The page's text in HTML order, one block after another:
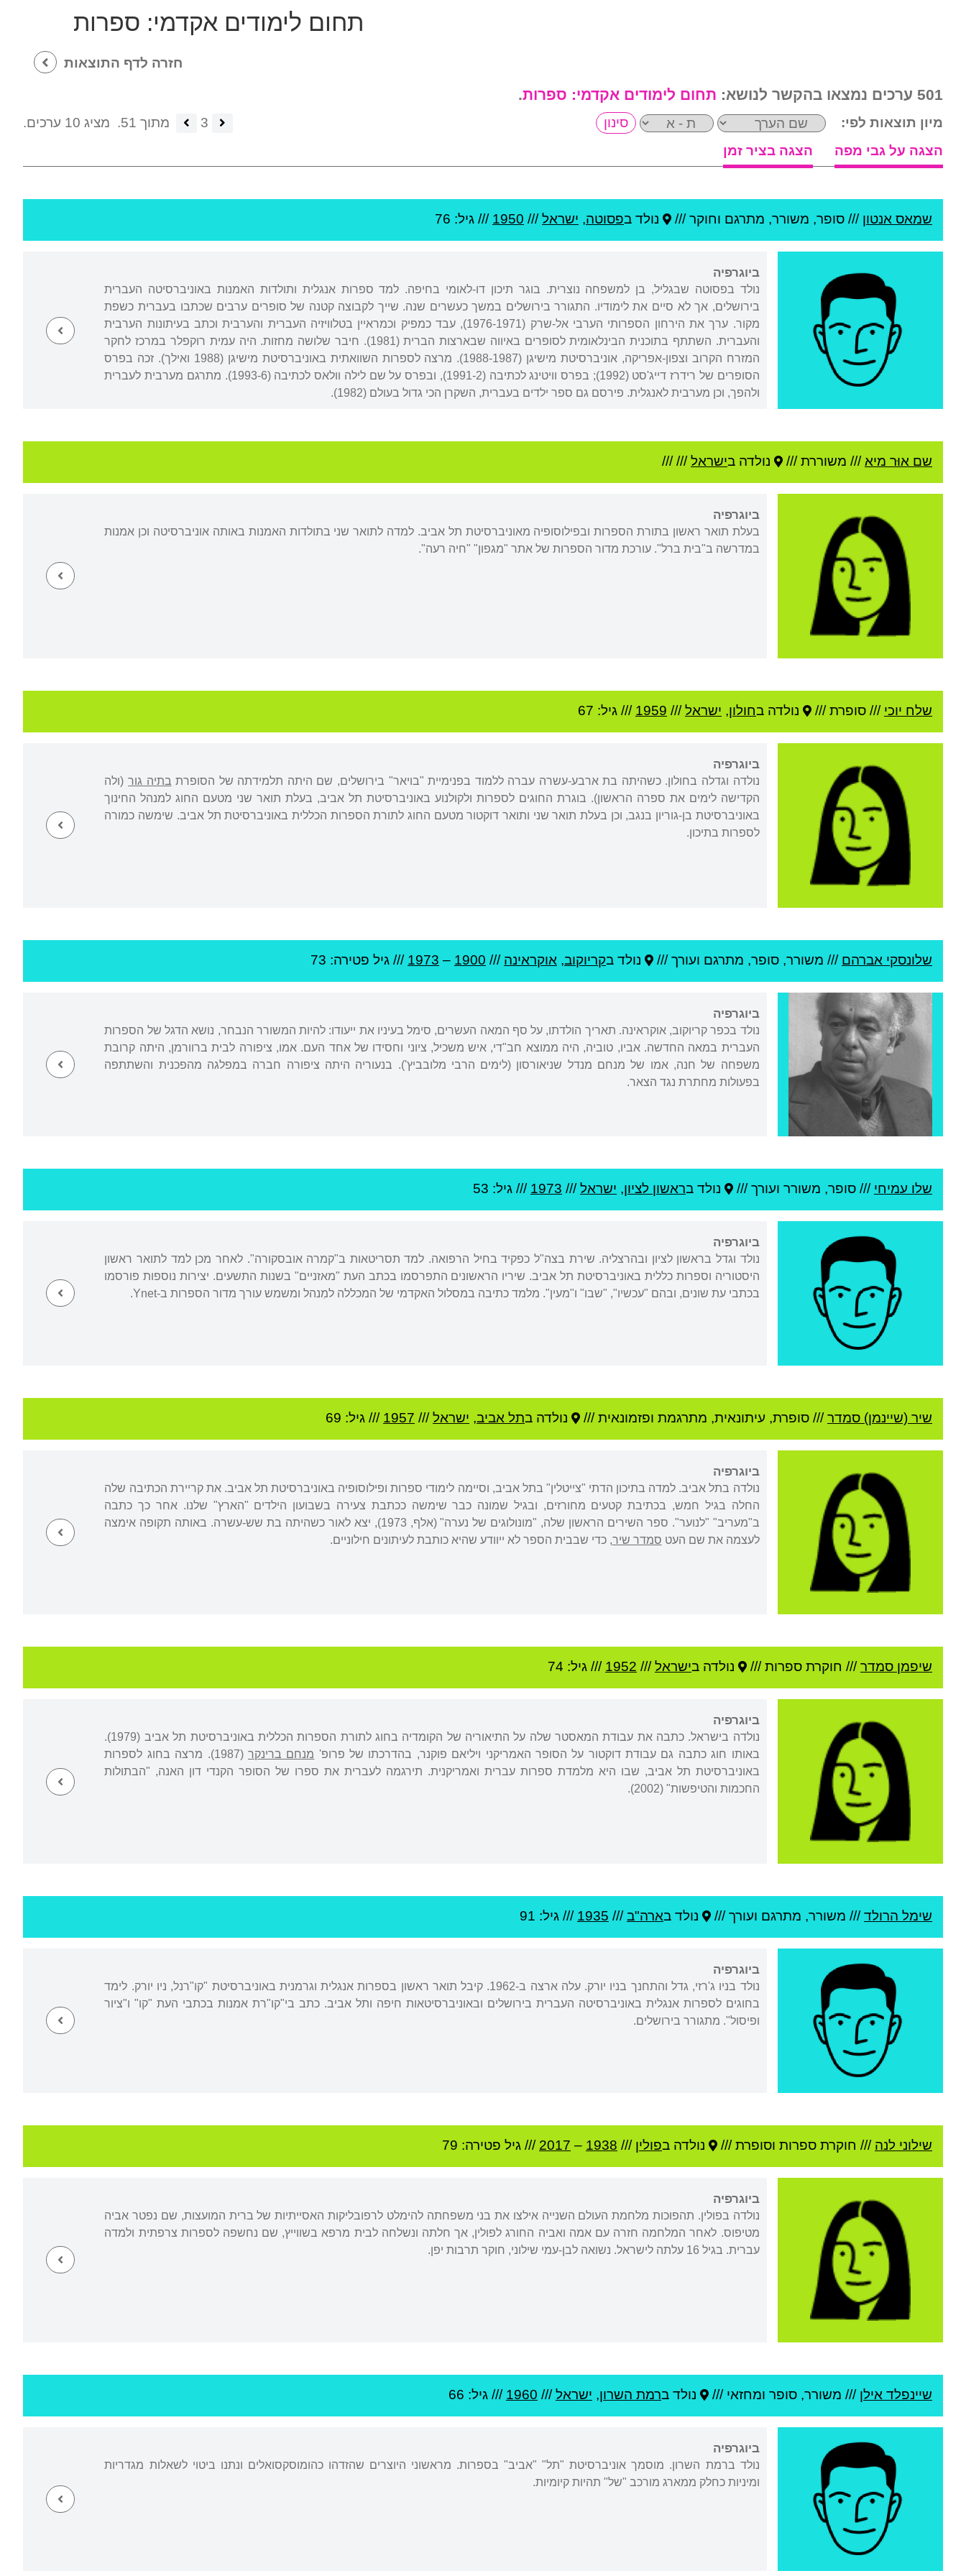
תחום לימודים אקדמי: ספרות
חזרה לדף התוצאות
501 ערכים נמצאו בהקשר לנושא: תחום לימודים אקדמי: ספרות.
מיון תוצאות לפי: 3 מתוך 51.
מציג 10 ערכים.
הצגה על גבי מפה
הצגה בציר זמן
שמאס אנטון /// סופר, משורר, מתרגם וחוקר /// נולד בפסוטה, ישראל///
1950 /// גיל: 76
ביוגרפיה
נולד בפסוטה שבגליל, בן למשפחה נוצרית. בוגר תיכון דו-לאומי בחיפה. למד ספרות אנגלית ותולדות האמנות באוניברסיטה העברית
בירושלים, אך לא סיים את לימודיו. התגורר בירושלים במשך כעשרים שנה. שייך לקבוצה קטנה של סופרים ערבים שכתבו בעברית כשפת
מקור. ערך את הירחון הספרותי הערבי אל-שרק (1976-1971), עבד כמפיק וכמראיין בטלוויזיה העברית והערבית וכתב בעיתונות הערבית
והעברית. השתתף בתוכנית הבינלאומית לסופרים באיווה שבארצות הברית (1981). חיבר שלושה מחזות. היה עמית רוקפלר במרכז לחקר
המזרח הקרוב וצפון-אפריקה, אוניברסיטת מישיגן (1988-1987). מרצה לספרות השוואתית באוניברסיטת מישיגן (1988 ואילך). זכה בפרס
הסופרים של רידרז דייג'סט (1992); בפרס וויטינג לכתיבה (1991-2), ובפרס על שם לילה וולאס לכתיבה (1993-6). מתרגם מערבית לעברית
ולהפך, וכן מערבית לאנגלית. פירסם גם ספר ילדים בעברית, השקרן הכי גדול בעולם (1982).
שם אוּר מיא /// משוררת /// נולדה בישראל///
///
ביוגרפיה
בעלת תואר ראשון בתורת הספרות ובפילוסופיה מאוניברסיטת תל אביב. למדה לתואר שני בתולדות האמנות באותה אוניברסיטה וכן אמנות
במדרשה ב"בית ברל". עורכת מדור הספרות של אתר "מגפון" "חיה רעה".
שלח יוכי /// סופרת /// נולדה בחולון, ישראל///
1959 /// גיל: 67
ביוגרפיה
נולדה וגדלה בחולון. כשהיתה בת ארבע-עשרה עברה ללמוד בפנימיית "בויאר" בירושלים, שם היתה תלמידתה של הסופרת בתיה גור(ולה
הקדישה לימים את ספרה הראשון). בוגרת החוגים לספרות ולקולנוע באוניברסיטת תל אביב, בעלת תואר שני מטעם החוג למנהל החינוך
באוניברסיטת בן-גוריון בנגב, וכן בעלת תואר שני ותואר דוקטור מטעם החוג לתורת הספרות הכללית באוניברסיטת תל אביב. שימשה כמורה
לספרות בתיכון.
שלונסקי אברהם /// משורר, סופר, מתרגם ועורך /// נולד בקריוקוב, אוקראינה ///
1900
–
1973 /// גיל פטירה: 73
ביוגרפיה
נולד בכפר קריוקוב, אוקראינה. תאריך הולדתו, על סף המאה העשרים, סימל בעיניו את ייעודו: להיות המשורר הנבחר, נושא הדגל של הספרות
העברית במאה החדשה. אביו, טוביה, היה ממוצא חב"די, איש משכיל, ציוני וחסידו של אחד העם. אמו, ציפורה לבית ברוורמן, היתה קרובת
משפחה של חנה, אמו של מנחם מנדל שניאורסון (לימים הרבי מלובביץ'). בנעוריה היתה ציפורה חברה במפלגה מהפכנית והשתתפה
בפעולות מחתרת נגד הצאר.
שלו עמיחי /// סופר, משורר ועורך /// נולד בראשון לציון, ישראל///
1973 /// גיל: 53
ביוגרפיה
נולד וגדל בראשון לציון ובהרצליה. שירת בצה"ל כפקיד בחיל הרפואה. למד תסריטאות ב"קמרה אובסקורה". לאחר מכן למד לתואר ראשון
היסטוריה וספרות כללית באוניברסיטת תל אביב. שיריו הראשונים התפרסמו בכתב העת "מאזניים" בשנות התשעים. יצירות נוספות פורסמו
בכתבי עת שונים, ובהם "עכשיו", "שבו" ו"מעין". מלמד כתיבה במסלול האקדמי של המכללה למִנהל ומשמש עורך מדור הספרות ב-Ynet.
שיר (שיינמן) סמדר/// סופרת, עיתונאית, מתרגמת ופזמונאית /// נולדה בתל אביב, ישראל///
1957 /// גיל: 69
ביוגרפיה
נולדה בתל אביב. למדה בתיכון הדתי "צייטלין" בתל אביב, וסיימה לימודי ספרות ופילוסופיה באוניברסיטת תל אביב. את קריירת הכתיבה שלה
החלה בגיל חמש, בכתיבת קטעים מחורזים, ובגיל שמונה כבר שימשה ככתבת צעירה בשבועון הילדים "הארץ" שלנו. אחר כך כתבה
ב"מעריב" "לנוער". ספר השירים הראשון שלה, "מונולוגים של נערה" (אלף, 1973), יצא לאור כשהיתה בת שש-עשרה. באותה תקופה אימצה
לעצמה את שם העט סמדר שיר, כדי שבבית הספר לא ייוודע שהיא כותבת לעיתונים חילוניים.
שיפמן סמדר/// חוקרת ספרות /// נולדה בישראל///
1952 /// גיל: 74
ביוגרפיה
נולדה בישראל. כתבה את עבודת המאסטר שלה על התיאוריה של הקומדיה בחוג לתורת הספרות הכללית באוניברסיטת תל אביב (1979).
באותו חוג כתבה גם עבודת דוקטור על הסופר האמריקני ויליאם פוקנר, בהדרכתו של פרופ' מנחם ברינקר
(1987). מרצה בחוג לספרות
באוניברסיטת תל אביב, שבו היא מלמדת ספרות עברית ואמריקנית. תירגמה לעברית את ספרו של הסופר הקנדי דון האנה, "הבתולות
החכמות והטיפשות" (2002).
שימל הרולד/// משורר, מתרגם ועורך /// נולד בארה"ב///
1935 /// גיל: 91
ביוגרפיה
נולד בניו ג'רזי, גדל והתחנך בניו יורק. עלה ארצה ב-1962. קיבל תואר ראשון בספרות אנגלית וגרמנית באוניברסיטת "קו"רנל, ניו יורק. לימד
בחוגים לספרות אנגלית באוניברסיטה העברית בירושלים ובאוניברסיטאות חיפה ותל אביב. כתב בי"קו"רת אמנות בכתבי העת "קו" ו"ציור
ופיסול". מתגורר בירושלים.
שילוני לנה /// חוקרת ספרות וסופרת /// נולדה בפולין ///
1938
–
2017 /// גיל פטירה: 79
ביוגרפיה
נולדה בפולין. תהפוכות מלחמת העולם השנייה אילצו את בני משפחתה להימלט לרפובליקות האסייתיות של ברית המועצות, שם נפטר אביה
מטיפוס. לאחר המלחמה חזרה עם אמה ואביה החורג לפולין, אך חלתה ונשלחה לבית מרפא בשווייץ, שם נחשפה לספרות צרפתית ולמדה
עברית. בגיל 16 עלתה לישראל. נשואה לבן-עמי שילוני, חוקר תרבות יפן.
שיינפלד אילן /// משורר, סופר ומחזאי /// נולד ברמת השרון, ישראל///
1960 /// גיל: 66
ביוגרפיה
נולד ברמת השרון. מוסמך אוניברסיטת "תל" "אביב" בספרות. מראשוני היוצרים שהזדהו כהומוסקסואלים ונתנו ביטוי לשאלות מגדריות
ומיניות כחלק ממארג מורכב "של" תהיות קיומיות.